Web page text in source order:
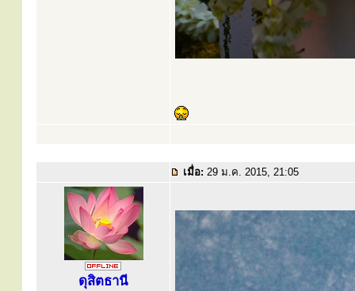
เมื่อ: 29 ม.ค. 2015, 21:05
ดุสิตธานี